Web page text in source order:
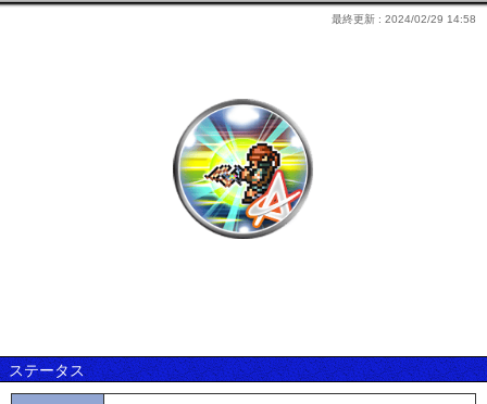
最終更新 : 2024/02/29 14:58
ステータス